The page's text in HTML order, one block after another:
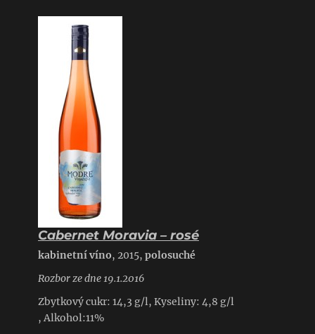
Cabernet Moravia – rosé
kabinetní víno, 2015, polosuché
Rozbor ze dne 19.1.2016
Zbytkový cukr: 14,3 g/l, Kyseliny: 4,8 g/l
, Alkohol:11%